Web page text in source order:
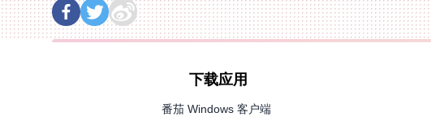
下载应用
番茄 Windows 客户端